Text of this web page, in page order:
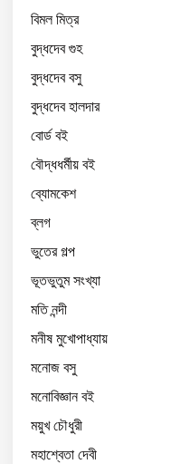
বিমল মিত্র
বুদ্ধদেব গুহ
বুদ্ধদেব বসু
বুদ্ধদেব হালদার
বোর্ড বই
বৌদ্ধধর্মীয় বই
ব্যোমকেশ
ব্লগ
ভুতের গল্প
ভূতভুতুম সংখ্যা
মতি নন্দী
মনীষ মুখোপাধ্যায়
মনোজ বসু
মনোবিজ্ঞান বই
ময়ুখ চৌধুরী
মহাশ্বেতা দেবী